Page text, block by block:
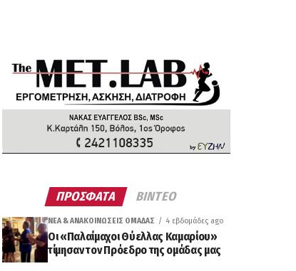
ΠΡΟΣΦΑΤΑ ΒΙΝΤΕΟ
ΝΈΑ & ΑΝΑΚΟΙΝΏΣΕΙΣ ΟΜΆΔΑΣ 4 εβδομάδες ago
Οι «Παλαίμαχοι Θύελλας Καμαρίου»
τίμησαν τον Πρόεδρο της ομάδας μας